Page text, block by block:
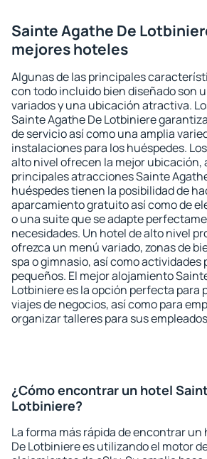
Sainte Agathe De
mejores hoteles
Algunas de las principales
con todo incluido bien diseñado son
variados y una ubicación atractiva.
Sainte Agathe De Lotbiniere
de servicio así como una amplia
instalaciones para los huéspedes.
alto nivel ofrecen la mejor ubicación,
principales atracciones Sainte
huéspedes tienen la posibilidad de
aparcamiento gratuito así como de
o una suite que se adapte
necesidades. Un hotel de alto nivel
ofrezca un menú variado, zonas de
spa o gimnasio, así como actividades
pequeños. El mejor alojamiento
Lotbiniere es la opción perfecta para
viajes de negocios, así como para
organizar talleres para sus
¿Cómo encontrar un hotel
Lotbiniere?
La forma más rápida de encontrar
De Lotbiniere es utilizando el motor